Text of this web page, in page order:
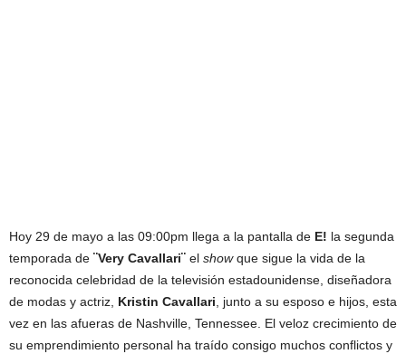
Hoy 29 de mayo a las 09:00pm llega a la pantalla de E! la segunda
temporada de ¨Very Cavallari¨ el showque sigue la vida de la
reconocida celebridad de la televisión estadounidense, diseñadora
de modas y actriz, Kristin Cavallari , junto a su esposo e hijos, esta
vez en las afueras de Nashville, Tennessee. El veloz crecimiento de
su emprendimiento personal ha traído consigo muchos conflictos y